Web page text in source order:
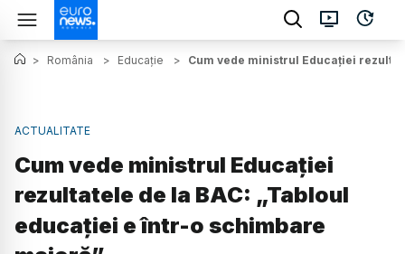
> România > Educație > Cum vede ministrul Educației
ACTUALITATE
Cum vede ministrul Educației
rezultatele de la BAC: „Tabloul
educației e într-o schimbare